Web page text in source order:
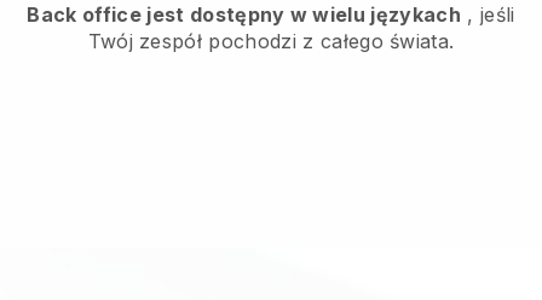
Back office jest dostępny w wielu językach , jeśli
Twój zespół pochodzi z całego świata.